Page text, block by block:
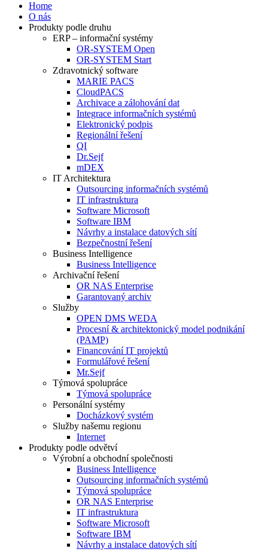
Home
O nás
Produkty podle druhu
ERP – informační systémy
OR-SYSTEM Open
OR-SYSTEM Start
Zdravotnický software
MARIE PACS
CloudPACS
Archivace a zálohování dat
Integrace informačních systémů
Elektronický podpis
Regionální řešení
QI
Dr.Sejf
mDEX
IT Architektura
Outsourcing informačních systémů
IT infrastruktura
Software Microsoft
Software IBM
Návrhy a instalace datových sítí
Bezpečnostní řešení
Business Intelligence
Business Intelligence
Archivační řešení
OR NAS Enterprise
Garantovaný archiv
Služby
OPEN DMS WEDA
Procesní & architektonický model podnikání
(PAMP)
Financování IT projektů
Formulářové řešení
Mr.Sejf
Týmová spolupráce
Týmová spolupráce
Personální systémy
Docházkový systém
Služby našemu regionu
Internet
Produkty podle odvětví
Výrobní a obchodní společnosti
Business Intelligence
Outsourcing informačních systémů
Týmová spolupráce
OR NAS Enterprise
IT infrastruktura
Software Microsoft
Software IBM
Návrhy a instalace datových sítí